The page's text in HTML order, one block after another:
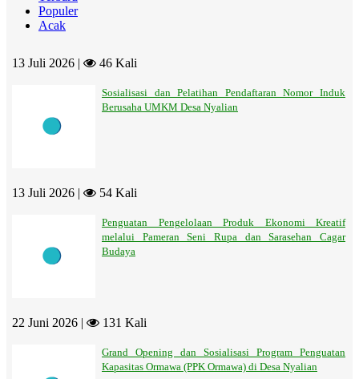
Populer
Acak
13 Juli 2026 | 46 Kali
Sosialisasi dan Pelatihan Pendaftaran Nomor Induk
Berusaha UMKM Desa Nyalian
13 Juli 2026 | 54 Kali
Penguatan Pengelolaan Produk Ekonomi Kreatif
melalui Pameran Seni Rupa dan Sarasehan Cagar
Budaya
22 Juni 2026 | 131 Kali
Grand Opening dan Sosialisasi Program Penguatan
Kapasitas Ormawa (PPK Ormawa) di Desa Nyalian